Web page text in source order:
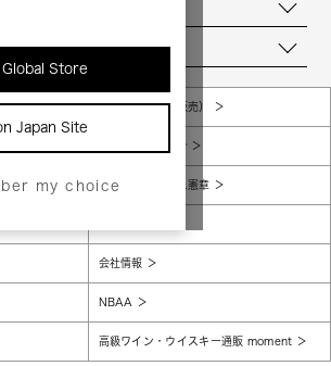
Store
Japan Site
my choice
販売規約（店頭販売）
個人情報保護方針
ー コンプライアンス憲章
会社情報
NBAA
高級ワイン・ウイスキー通販 moment